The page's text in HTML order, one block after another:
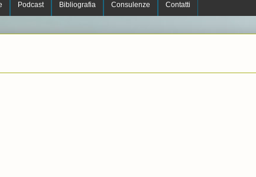
Podcast Bibliografia Consulenze Contatti